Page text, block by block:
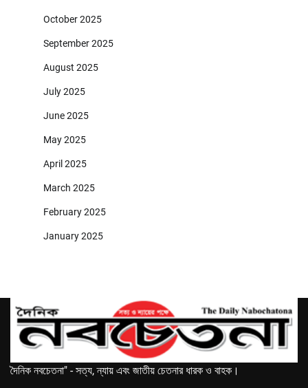
October 2025
September 2025
August 2025
July 2025
June 2025
May 2025
April 2025
March 2025
February 2025
January 2025
দৈনিক নবচেতনা" - সত্য, ন্যায় এবং জাতীয় চেতনার ধারক ও বাহক।